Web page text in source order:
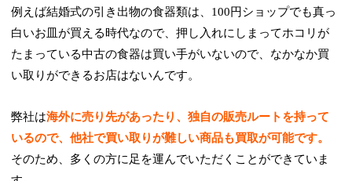
例えば結婚式の引き出物の食器類は、100円ショップでも真っ
白いお皿が買える時代なので、押し入れにしまってホコリが
たまっている中古の食器は買い手がいないので、なかなか買
い取りができるお店はないんです。
弊社は海外に売り先があったり、独自の販売ルートを持って
いるので、他社で買い取りが難しい商品も買取が可能です。
そのため、多くの方に足を運んでいただくことができていま